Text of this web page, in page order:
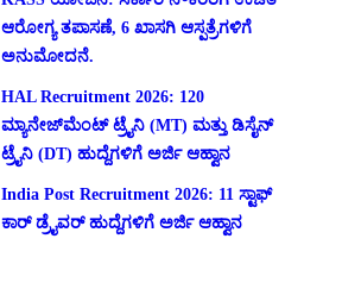
ಆರೋಗ್ಯ ತಪಾಸಣೆ, 6 ಖಾಸಗಿ ಆಸ್ಪತ್ರೆಗಳಿಗೆ
ಅನುಮೋದನೆ.
HAL Recruitment 2026: 120
ಮ್ಯಾನೇಜ್‌ಮೆಂಟ್ ಟ್ರೈನಿ (MT) ಮತ್ತು ಡಿಸೈನ್
ಟ್ರೈನಿ (DT) ಹುದ್ದೆಗಳಿಗೆ ಅರ್ಜಿ ಆಹ್ವಾನ
India Post Recruitment 2026: 11 ಸ್ಟಾಫ್
ಕಾರ್ ಡ್ರೈವರ್ ಹುದ್ದೆಗಳಿಗೆ ಅರ್ಜಿ ಆಹ್ವಾನ